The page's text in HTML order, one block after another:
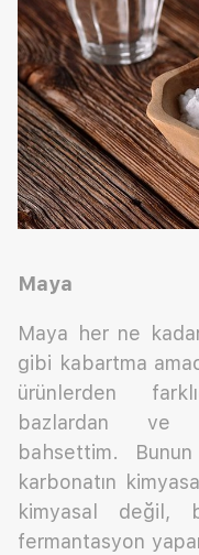
Maya
Maya her ne
gibi kabartma
ürünlerden
bazlardan ve
bahsettim.
karbonatın
kimyasal değil,
fermantasyon